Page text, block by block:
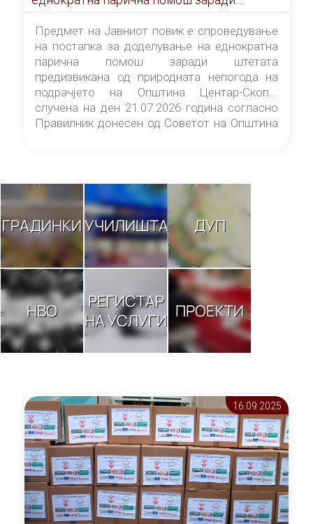
штетата предизвикана од природната
непогода на подрачјето на Општина
Центар-Скопје случена на ден 21.07.2026
година
Предмет на Јавниот повик е спроведување
на постапка за доделување на еднократна
парична помош заради штетата
предизвикана од природната непогода на
подрачјето на Општина Центар-Скопје
случена на ден 21.07.2026 година согласно
Правилник донесен од Советот на Општина
ГРАДИНКИУЧИЛИШТА ДУП
НВО
РЕГИСТАР
НА УСЛУГИ ПРОЕКТИ
16.09 2025